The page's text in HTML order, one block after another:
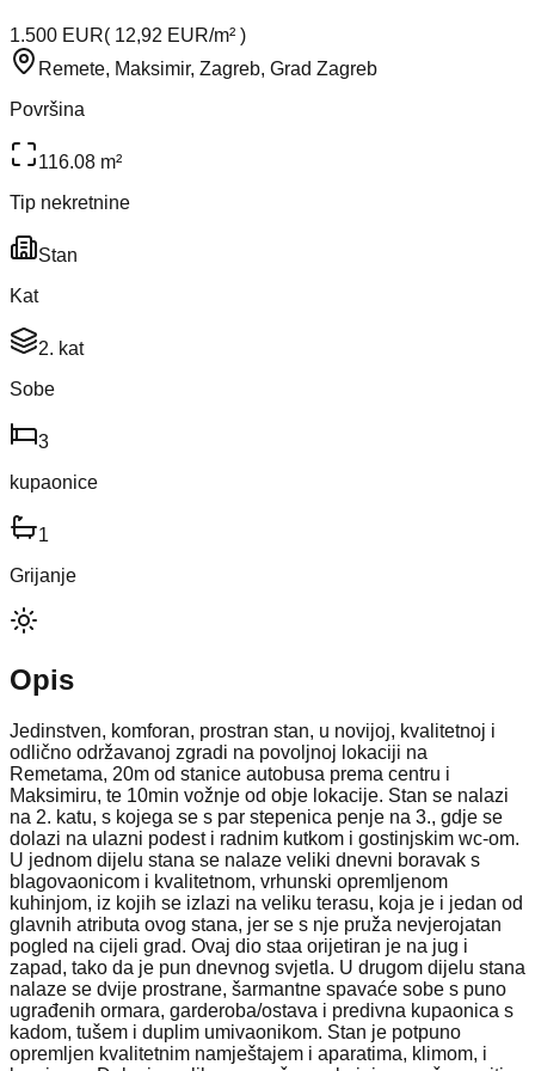
1.500 EUR( 12,92 EUR/m² )
Remete, Maksimir, Zagreb, Grad Zagreb
Površina
116.08 m²
Tip nekretnine
Stan
Kat
2. kat
Sobe
3
kupaonice
1
Grijanje
Opis
Jedinstven, komforan, prostran stan, u novijoj, kvalitetnoj i
odlično održavanoj zgradi na povoljnoj lokaciji na
Remetama, 20m od stanice autobusa prema centru i
Maksimiru, te 10min vožnje od obje lokacije. Stan se nalazi
na 2. katu, s kojega se s par stepenica penje na 3., gdje se
dolazi na ulazni podest i radnim kutkom i gostinjskim wc-om.
U jednom dijelu stana se nalaze veliki dnevni boravak s
blagovaonicom i kvalitetnom, vrhunski opremljenom
kuhinjom, iz kojih se izlazi na veliku terasu, koja je i jedan od
glavnih atributa ovog stana, jer se s nje pruža nevjerojatan
pogled na cijeli grad. Ovaj dio staa orijetiran je na jug i
zapad, tako da je pun dnevnog svjetla. U drugom dijelu stana
nalaze se dvije prostrane, šarmantne spavaće sobe s puno
ugrađenih ormara, garderoba/ostava i predivna kupaonica s
kadom, tušem i duplim umivaonikom. Stan je potpuno
opremljen kvalitetnim namještajem i aparatima, klimom, i